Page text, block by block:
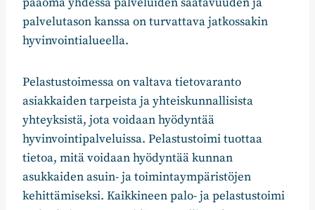
palvelutason kanssa on turvattava jatkossakin
hyvinvointialueella.
Pelastustoimessa on valtava tietovaranto
asiakkaiden tarpeista ja yhteiskunnallisista
yhteyksistä, jota voidaan hyödyntää
hyvinvointipalveluissa. Pelastustoimi tuottaa
tietoa, mitä voidaan hyödyntää kunnan
asukkaiden asuin- ja toimintaympäristöjen
kehittämiseksi. Kaikkineen palo- ja pelastustoimi